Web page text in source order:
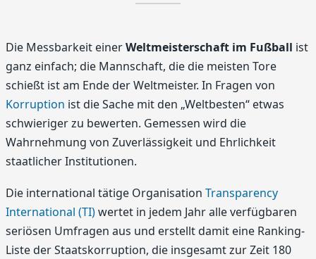
Die Messbarkeit einerWeltmeisterschaft im Fußball ist
ganz einfach; die Mannschaft, die die meisten Tore
schießt ist am Ende der Weltmeister. In Fragen von
Korruption ist die Sache mit den „Weltbesten“ etwas
schwieriger zu bewerten. Gemessen wird die
Wahrnehmung von Zuverlässigkeit und Ehrlichkeit
staatlicher Institutionen.
Die international tätige Organisation Transparency
International (TI)wertet in jedem Jahr alle verfügbaren
seriösen Umfragen aus und erstellt damit eine Ranking-
Liste der Staatskorruption, die insgesamt zur Zeit 180